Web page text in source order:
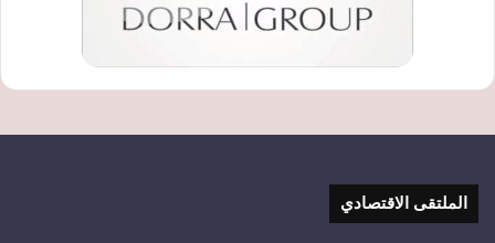
الملتقى الاقتصادي